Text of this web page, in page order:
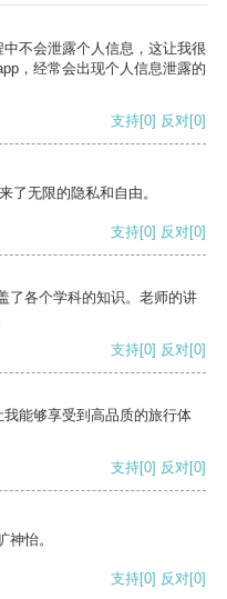
不会泄露个人信息，这让我很
，经常会出现个人信息泄露的
支持[0] 反对[0]
了无限的隐私和自由。
支持[0] 反对[0]
了各个学科的知识。老师的讲
支持[0] 反对[0]
能够享受到高品质的旅行体
支持[0] 反对[0]
怡。
支持[0] 反对[0]